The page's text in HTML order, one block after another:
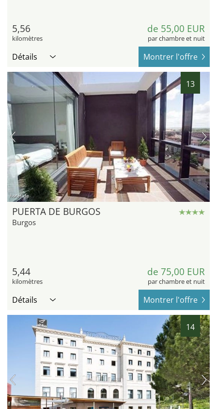
5,56
kilomètres
de 55,00 EUR
par chambre et nuit
Détails Montrer l'offre
13
hotel.de
PUERTA DE BURGOS
Burgos
5,44
kilomètres
de 75,00 EUR
par chambre et nuit
Détails Montrer l'offre
14